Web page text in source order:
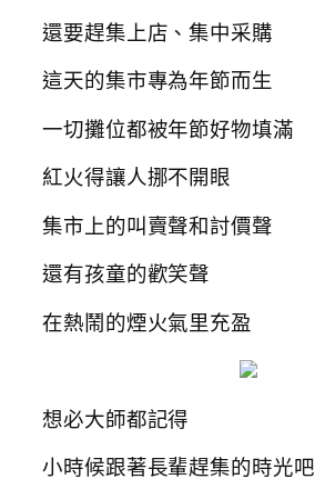
還要趕集上店、集中采購
這天的集市專為年節而生
一切攤位都被年節好物填滿
紅火得讓人挪不開眼
集市上的叫賣聲和討價聲
還有孩童的歡笑聲
在熱鬧的煙火氣里充盈
想必大師都記得
小時候跟著長輩趕集的時光吧